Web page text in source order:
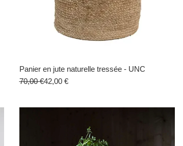
Aperçu rapide
Panier en jute naturelle tressée - UNC
Prix original
70,00 €
Prix promotionnel
42,00 €